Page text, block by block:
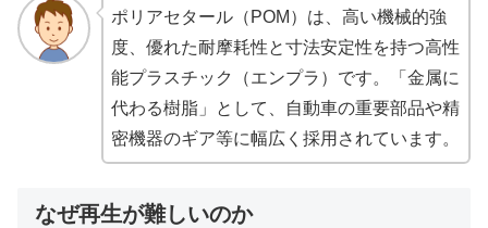
ポリアセタール（POM）は、高い機械的強
度、優れた耐摩耗性と寸法安定性を持つ高性
能プラスチック（エンプラ）です。「金属に
代わる樹脂」として、自動車の重要部品や精
密機器のギア等に幅広く採用されています。
なぜ再生が難しいのか